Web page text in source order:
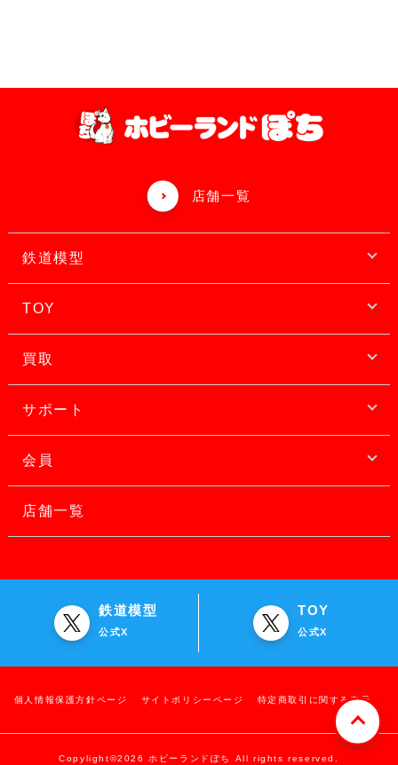
店舗一覧
鉄道模型
TOY
買取
サポート
会員
店舗一覧
鉄道模型
公式X
TOY
公式X
個人情報保護方針ページ サイトポリシーページ 特定商取引に関する表示
Copylight©2026 ホビーランドぽち All rights reserved.